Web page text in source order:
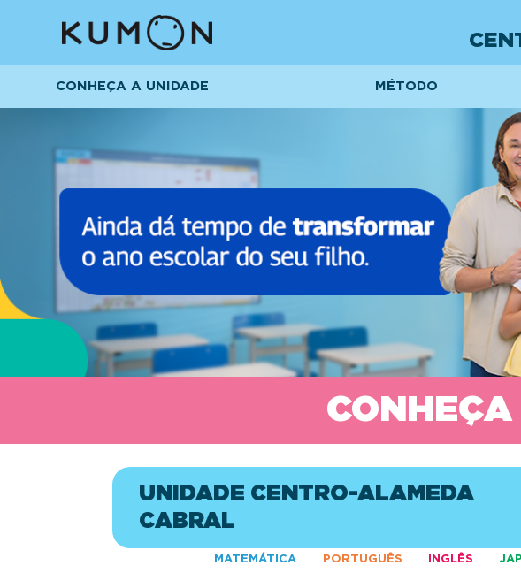
CONHEÇA A UNIDADE MÉTODO
UNIDADE CENTRO-ALAMEDA
CABRAL
MATEMÁTICA PORTUGUÊS INGLÊS